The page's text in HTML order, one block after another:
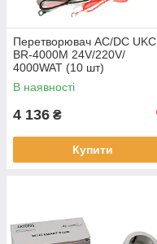
Перетворювач AC/DC UKC
BR-4000M 24V/220V/
4000WAT (10 шт)
В наявності
4 136 ₴
Купити